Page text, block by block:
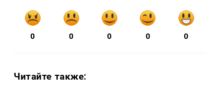
0 0 0 0 0
Читайте также: